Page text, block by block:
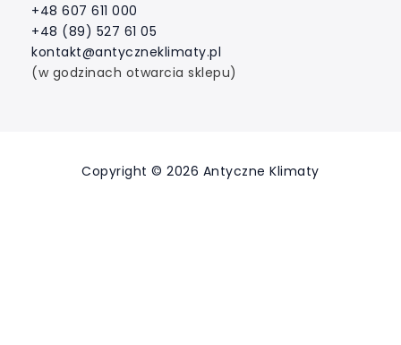
+48 607 611 000
+48 (89) 527 61 05
kontakt@antyczneklimaty.pl
(w godzinach otwarcia sklepu)
Copyright © 2026 Antyczne Klimaty